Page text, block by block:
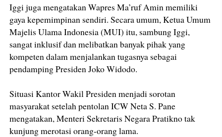
Iggi juga mengatakan Wapres Ma’ruf Amin memiliki
gaya kepemimpinan sendiri. Secara umum, Ketua Umum
Majelis Ulama Indonesia (MUI) itu, sambung Iggi,
sangat inklusif dan melibatkan banyak pihak yang
kompeten dalam menjalankan tugasnya sebagai
pendamping Presiden Joko Widodo.
Situasi Kantor Wakil Presiden menjadi sorotan
masyarakat setelah pentolan ICW Neta S. Pane
mengatakan, Menteri Sekretaris Negara Pratikno tak
kunjung merotasi orang-orang lama.